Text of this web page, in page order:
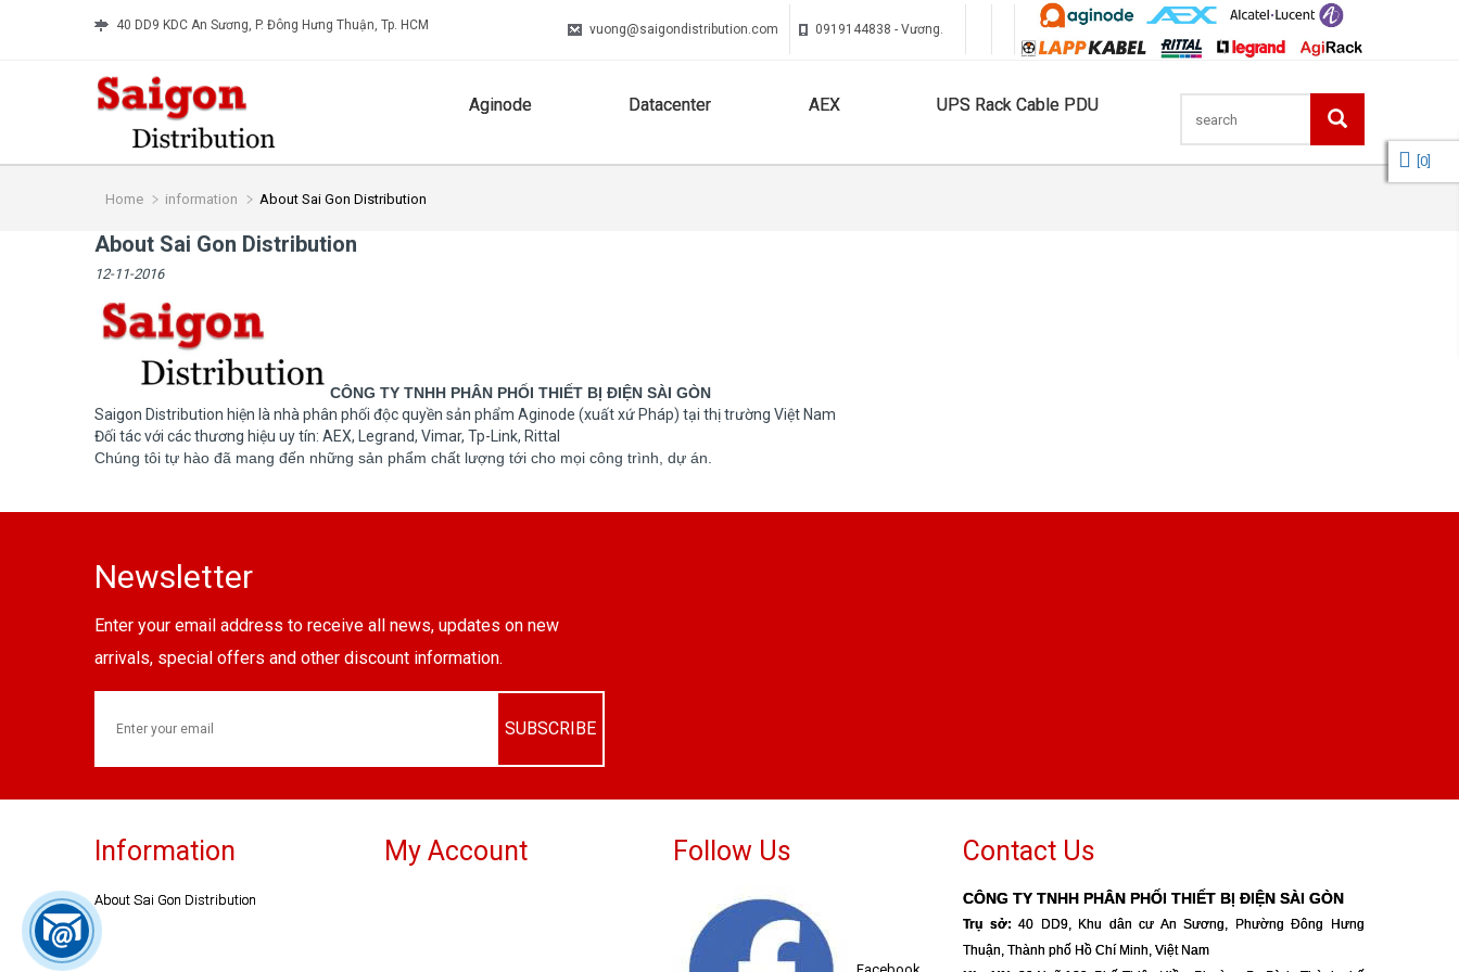
40 DD9 KDC An Sương, P. Đông Hưng Thuận, Tp. HCM vuong@saigondistribution.com 0919144838 - Vương.
Aginode Datacenter AEX UPS Rack Cable PDU
Home information About Sai Gon Distribution
About Sai Gon Distribution
12-11-2016
CÔNG TY TNHH PHÂN PHỐI THIẾT BỊ ĐIỆN SÀI GÒN
Saigon Distribution hiện là nhà phân phối độc quyền sản phẩm Aginode (xuất xứ Pháp) tại thị trường Việt Nam
Đối tác với các thương hiệu uy tín: AEX, Legrand, Vimar, Tp-Link, Rittal
Chúng tôi tự hào đã mang đến những sản phẩm chất lượng tới cho mọi công trình, dự án.
Newsletter
Enter your email address to receive all news, updates on new
arrivals, special offers and other discount information.
SUBSCRIBE
Information
About Sai Gon Distribution
My Account Follow Us Contact Us
CÔNG TY TNHH PHÂN PHỐI THIẾT BỊ ĐIỆN SÀI GÒN
Trụ sở: 40 DD9, Khu dân cư An Sương, Phường Đông Hưng
Thuận, Thành phố Hồ Chí Minh, Việt Nam
[0]